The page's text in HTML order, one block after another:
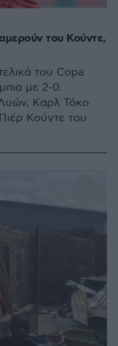
του Κούντε,
του Copa
με 2-0.
Καρλ Τόκο
Κούντε του